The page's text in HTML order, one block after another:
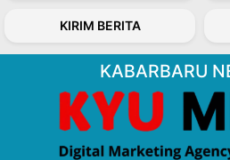
KIRIM BERITA
KABARBARU